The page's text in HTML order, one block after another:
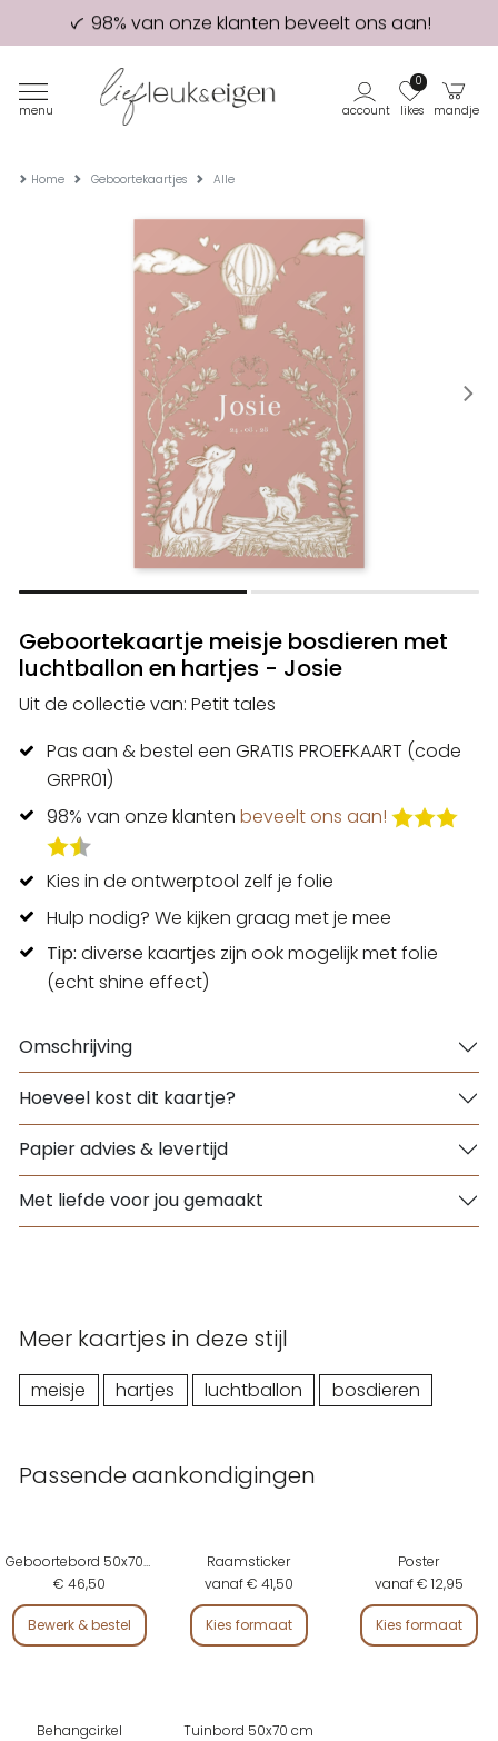
98% van onze klanten beveelt ons aan!
Eerste proefdruk GRATIS
menu account likes
0
mandje
Home Geboortekaartjes Alle
Geboortekaartje meisje bosdieren met
luchtballon en hartjes - Josie
Uit de collectie van: Petit tales
Pas aan & bestel een GRATIS PROEFKAART (code
GRPR01)
98% van onze klanten beveelt ons aan!
Kies in de ontwerptool zelf je folie
Hulp nodig? We kijken graag met je mee
Tip: diverse kaartjes zijn ook mogelijk met folie
(echt shine effect)
Omschrijving
Hoeveel kost dit kaartje?
Papier advies & levertijd
Met liefde voor jou gemaakt
Meer kaartjes in deze stijl
meisje hartjes luchtballon bosdieren
Passende aankondigingen
Geboortebord 50x70 cm
€ 46,50
Bewerk & bestel
Raamsticker
vanaf € 41,50
Kies formaat
Poster
vanaf € 12,95
Kies formaat
Behangcirkel
Tuinbord 50x70 cm